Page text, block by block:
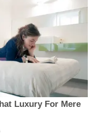
Luxury For Mere